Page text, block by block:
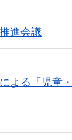
進会議
よる「児童